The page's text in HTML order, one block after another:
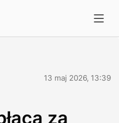
13 maj 2026, 13:39
za